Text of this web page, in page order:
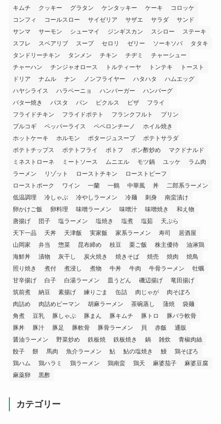
キムチ
クッキー グラタン ケンタッキー ケーキ
コロッケ
コンフィ
コールスロー サイゼリア サザエ サラダ
サンド
サンマ
サーモン シューマイ ジンギスカン スシロー
ステーキ
スフレ
スペアリブ スープ セロリ ゼリー ソーキソバ
タタキ
タンドリーチキン
タンメン チキン チヂミ
チャーシュー
チャーハン
チンジャオロース トルティーヤ トンテキ
トースト
ドリア
ナムル ナン ノンフライヤー ハタハタ
ハムエッグ
ハヤシライス
ハラペーニョ ハンバーガー
ハンバーグ
バター焼き
パスタ パン ピクルス ピザ
フライ
フライドチキン
フライドポテト フランクフルト
プリン
プルコギ
ペッパーライス ペペロンチーノ
ホイル焼き
ホットケーキ
ホルモン ポタージュスープ
ポテトサラダ
ポテトチップス
ポテトフライ ポトフ ポン酢炒め
マクドナルド
ミネストローネ
ミートソース ムニエル モツ鍋 ユッケ
ラム肉
ラーメン
リゾット ローストチキン
ローストビーフ
ローストポーク
ワイン 一蘭 一鶴 中華風 丼
二郎系ラーメン
低温調理
冷しゃぶ 冷やしラーメン 冷麺 刺身
南蛮漬け
卵かけご飯
卵料理 味噌ラーメン 味噌汁 味噌焼き
和え物
唐揚げ
団子 塩ラーメン 塩焼き 塩煮 塩茹
天ぷら
天下一品
天丼 天津飯 実家飯 家系ラーメン 寿司
居酒屋
山岡家
弁当 惣菜 昆布締め 枝豆 栗ご飯 株主優待
油淋鶏
海鮮丼
漬物 灰干し 炭火焼き 焼きそば 焼売 焼肉
焼鳥
照り焼き
煮付 煮浸し 煮物 牛丼 牛肉 牛骨ラーメン
牡蠣
甘辛揚げ
白子 白湯ラーメン 皿うどん 磯辺揚げ
竜田揚げ
筑前煮
納豆 素揚げ 練りごま 缶詰 肉じゃが
肉そぼろ
肉詰め
肉詰めピーマン 胡麻ラーメン 茶碗蒸し 蒲焼
袋麺
角煮
豆乳 豚しゃぶ 豚まん 豚キムチ 豚トロ
豚バラ軟骨
豚丼
豚汁 豚足 豚軟骨 豚骨ラーメン 貝 赤飯
通販
醤油ラーメン
野菜炒め 鉄板焼 鉄板焼き 鍋 雑炊
青椒肉絲
餃子
餅 馬肉 魚介ラーメン 鮎 鮎の塩焼き 鰻
鶏そぼろ
鶏ハム
鶏ハラミ 鶏ラーメン 鶏南蛮 鶏天 麻婆茄子
麻婆豆腐
麻薬卵
黒酢
カテゴリー